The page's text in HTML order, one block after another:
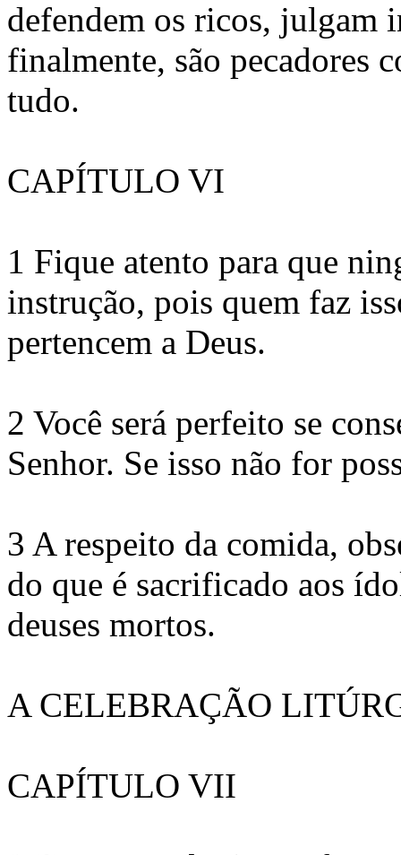
defendem os ricos, julgam
finalmente, são pecadores
tudo.
CAPÍTULO VI
1 Fique atento para que
instrução, pois quem faz
pertencem a Deus.
2 Você será perfeito se
Senhor. Se isso não for
3 A respeito da comida,
do que é sacrificado aos
deuses mortos.
A CELEBRAÇÃO
CAPÍTULO VII